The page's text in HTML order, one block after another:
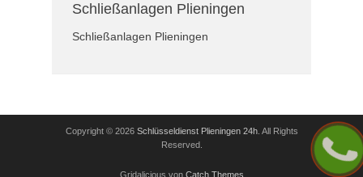
Schließanlagen Plieningen
Schließanlagen Plieningen
Copyright © 2026 Schlüsseldienst Plieningen 24h. All Rights
Reserved.
Gridalicious von Catch Themes